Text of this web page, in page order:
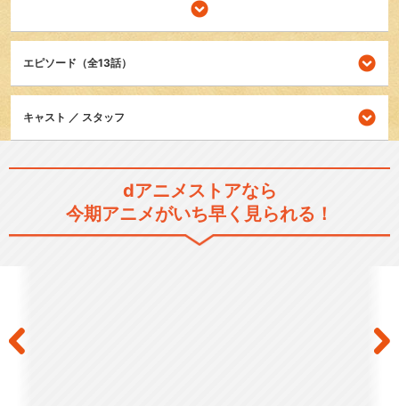
事をサボる閻魔大王まで容赦なく呵責する鬼灯の、忙しくも案外楽しげ
日常/ほのぼの
シリーズ／関連のアニメ作品
「鬼灯の冷徹」第弐期
エピソード（全13話）
キャスト ／ スタッフ
dアニメストアなら
今期アニメがいち早く見られる！